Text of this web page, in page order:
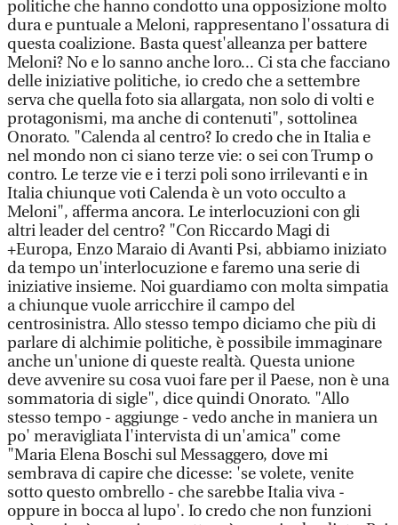
politiche che hanno condotto una opposizione molto
dura e puntuale a Meloni, rappresentano l'ossatura di
questa coalizione. Basta quest'alleanza per battere
Meloni? No e lo sanno anche loro... Ci sta che facciano
delle iniziative politiche, io credo che a settembre
serva che quella foto sia allargata, non solo di volti e
protagonismi, ma anche di contenuti", sottolinea
Onorato. "Calenda al centro? Io credo che in Italia e
nel mondo non ci siano terze vie: o sei con Trump o
contro. Le terze vie e i terzi poli sono irrilevanti e in
Italia chiunque voti Calenda è un voto occulto a
Meloni", afferma ancora. Le interlocuzioni con gli
altri leader del centro? "Con Riccardo Magi di
+Europa, Enzo Maraio di Avanti Psi, abbiamo iniziato
da tempo un'interlocuzione e faremo una serie di
iniziative insieme. Noi guardiamo con molta simpatia
a chiunque vuole arricchire il campo del
centrosinistra. Allo stesso tempo diciamo che più di
parlare di alchimie politiche, è possibile immaginare
anche un'unione di queste realtà. Questa unione
deve avvenire su cosa vuoi fare per il Paese, non è una
sommatoria di sigle", dice quindi Onorato. "Allo
stesso tempo - aggiunge - vedo anche in maniera un
po' meravigliata l'intervista di un'amica" come
"Maria Elena Boschi sul Messaggero, dove mi
sembrava di capire che dicesse: 'se volete, venite
sotto questo ombrello - che sarebbe Italia viva -
oppure in bocca al lupo'. Io credo che non funzioni